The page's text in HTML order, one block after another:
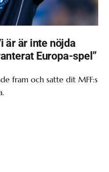
är är inte nöjda
Europa-spel”
fram och satte dit MFF:s